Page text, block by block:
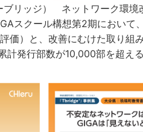
リッジ） ネットワーク環境
スクール構想第2期において
価）と、改善にむけた取り組
発行部数が10,000部を超える